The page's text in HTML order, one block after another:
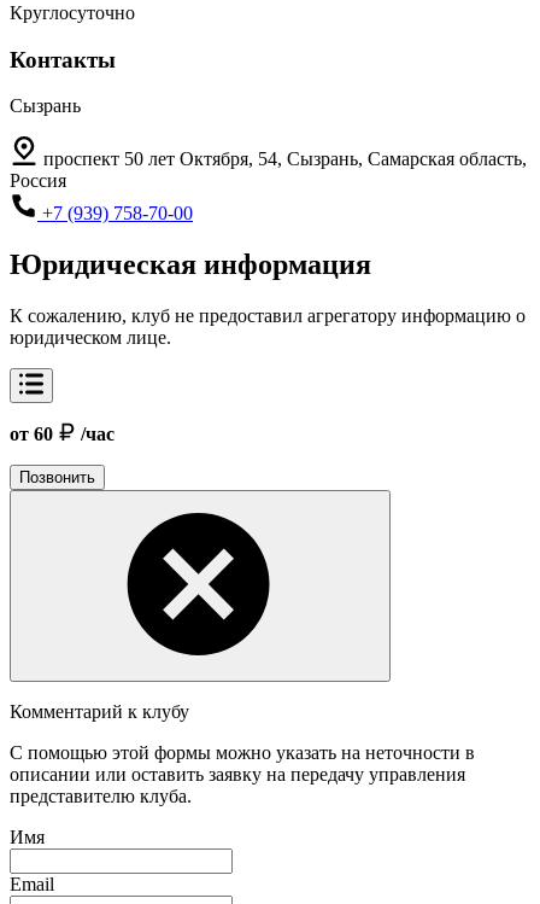
Круглосуточно
Контакты
Сызрань
проспект 50 лет Октября, 54, Сызрань, Самарская область,
Россия
+7 (939) 758-70-00
Юридическая информация
К сожалению, клуб не предоставил агрегатору информацию о
юридическом лице.
от 60 /час
Позвонить
Комментарий к клубу
С помощью этой формы можно указать на неточности в
описании или оставить заявку на передачу управления
представителю клуба.
Имя
Email